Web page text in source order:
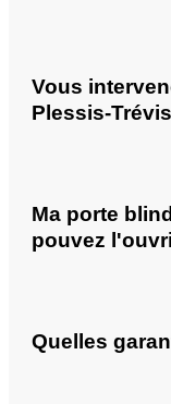
Vous
Plessis-
Ma porte
pouvez
Quelles